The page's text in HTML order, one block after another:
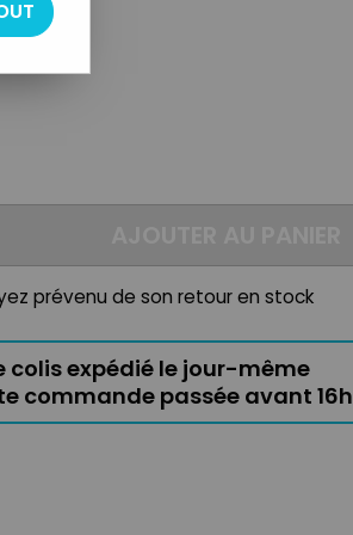
prévenu de son retour en stock
colis expédié le jour-même
commande passée avant 16h